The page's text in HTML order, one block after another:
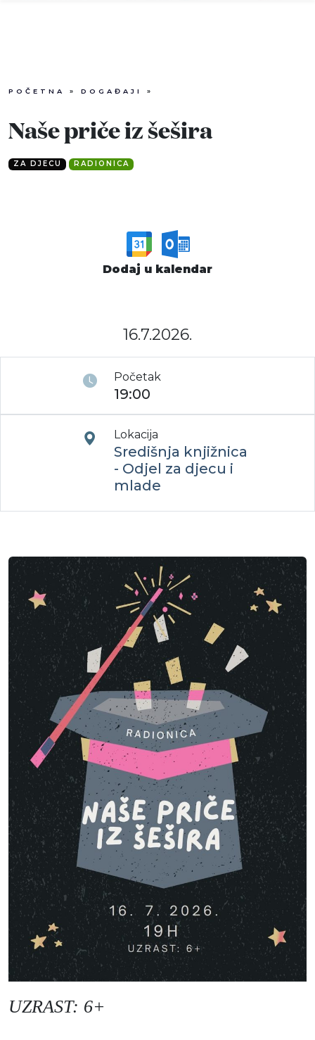
Događaji
Katalog
Moj GKMM
POČETNA » DOGAĐAJI »
Naše priče iz šešira
ZA DJECU RADIONICA
Dodaj u kalendar
16.7.2026.
Početak
19:00
Lokacija
Središnja knjižnica
- Odjel za djecu i
mlade
UZRAST: 6+